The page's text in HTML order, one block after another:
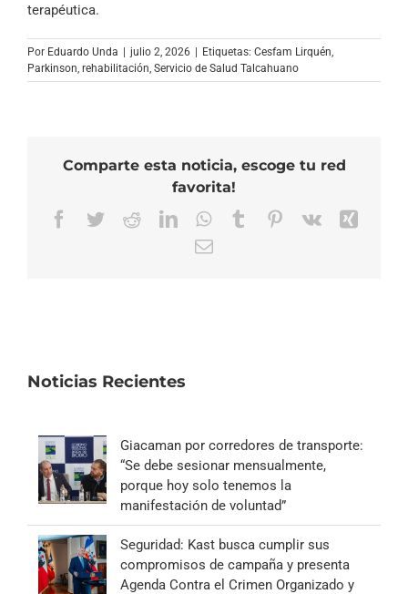
terapéutica.
Por Eduardo Unda julio 2, 2026 Etiquetas: Cesfam Lirquén,
Parkinson, rehabilitación, Servicio de Salud Talcahuano
Comparte esta noticia, escoge tu red
favorita!
Facebook
TwitterRedditLinkedInWhatsApp
TumblrPinterest
Vk
Correo
Noticias Recientes
Giacaman por corredores de transporte:
“Se debe sesionar mensualmente,
porque hoy solo tenemos la
manifestación de voluntad”
Seguridad: Kast busca cumplir sus
compromisos de campaña y presenta
Agenda Contra el Crimen Organizado y